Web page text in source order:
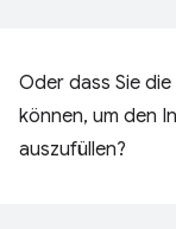
Oder dass Sie
können, um den
auszufüllen?